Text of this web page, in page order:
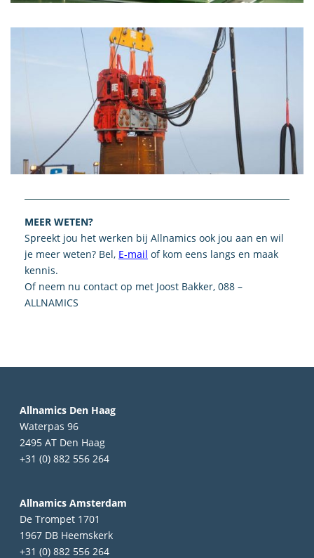
MEER WETEN?
Spreekt jou het werken bij Allnamics ook jou aan en wil
je meer weten? Bel, E-mail of kom eens langs en maak
kennis.
Of neem nu contact op met Joost Bakker, 088 –
ALLNAMICS
Allnamics Den Haag
Waterpas 96
2495 AT Den Haag
+31 (0) 882 556 264
Allnamics Amsterdam
De Trompet 1701
1967 DB Heemskerk
+31 (0) 882 556 264